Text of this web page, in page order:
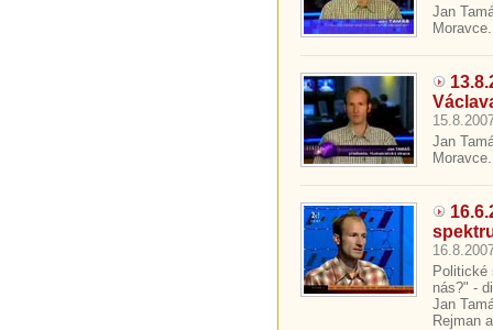
Jan
Jan
Politické
nás?" -
Jan
Rejman